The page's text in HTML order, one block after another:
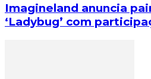
Imagineland anuncia
‘Ladybug’ com